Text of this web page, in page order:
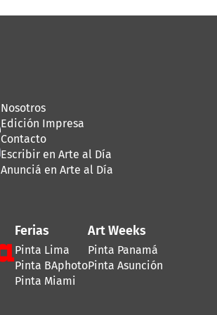
Nosotros
Edición Impresa
Contacto
Escribir en Arte al Día
Anunciá en Arte al Día
Ferias
Pinta Lima
Pinta BAphoto
Pinta Miami
Art Weeks
Pinta Panamá
Pinta Asunción